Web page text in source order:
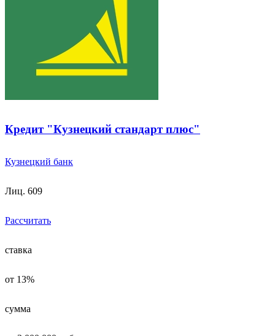
Кредит "Кузнецкий стандарт плюс"
Кузнецкий банк
Лиц. 609
Рассчитать
ставка
от 13%
сумма